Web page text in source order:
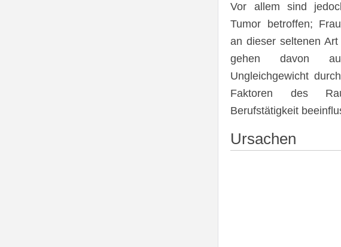
Vor allem sind
Tumor betroffen;
an dieser seltenen Art
gehen davon
Ungleichgewicht
Faktoren des
Berufstätigkeit
Ursachen